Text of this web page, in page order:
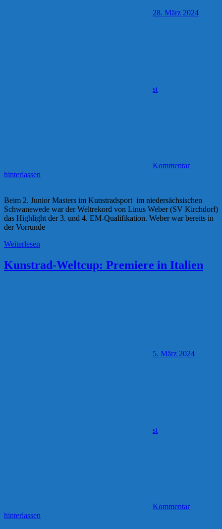
28. März 2024
st
Kommentar
hinterlassen
Beim 2. Junior Masters im Kunstradsport im niedersächsischen
Schwanewede war der Weltrekord von Linus Weber (SV Kirchdorf)
das Highlight der 3. und 4. EM-Qualifikation. Weber war bereits in
der Vorrunde
Weiterlesen
Kunstrad-Weltcup: Premiere in Italien
5. März 2024
st
Kommentar
hinterlassen